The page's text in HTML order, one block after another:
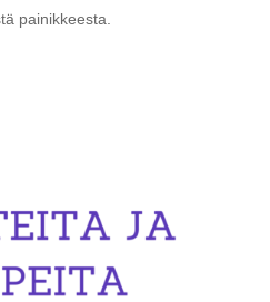
painikkeesta.